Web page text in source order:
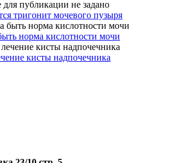
тригонит мочевого пузыря
норма кислотности мочи
кисты надпочечника